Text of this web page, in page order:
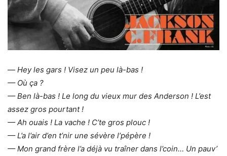
— Hey les gars ! Visez un peu là-bas !
— Où ça ?
— Ben là-bas ! Le long du vieux mur des Anderson ! L’est
assez gros pourtant !
— Ah ouais ! La vache ! C’te gros plouc !
— L’a l’air d’en t’nir une sévère l’pépère !
— Mon grand frère l’a déjà vu traîner dans l’coin… Un pauv’